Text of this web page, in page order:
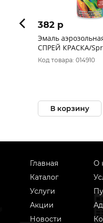
382 p
Эмаль
СПРЕЙ КРАСКА/
3003 Рубиново-
Код товара: 014910
В корзину
Главная
Каталог
Услуги
Акции
Новости
О